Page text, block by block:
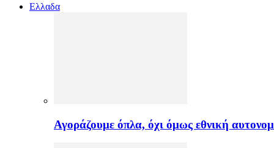
Ελλαδα
Αγοράζουμε όπλα, όχι όμως εθνική